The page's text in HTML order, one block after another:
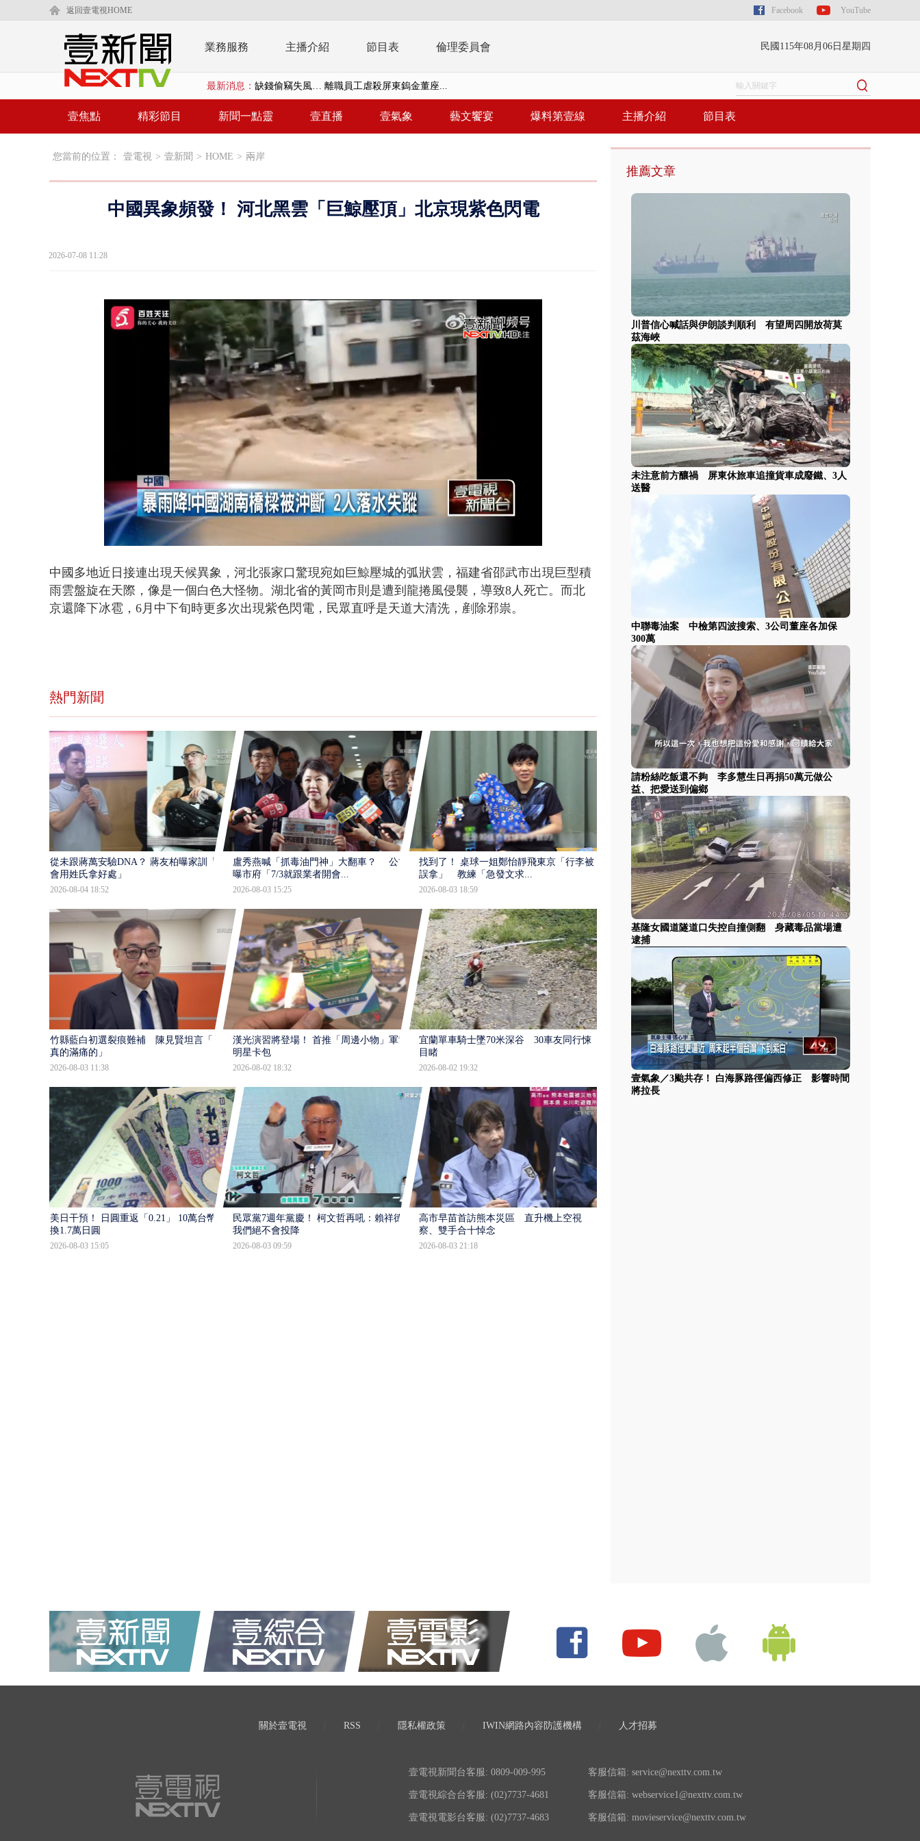
返回壹電視HOME Facebook YouTube
業務服務 主播介紹 節目表 倫理委員會 民國115年08月06日星期四
最新消息： 缺錢偷竊失風… 離職員工虐殺屏東鎢金董座...
漢光42號演習今登場 10天9夜無劇本、全旅...
桃園上演絕命終結站！ 騎到一半「天降電線...
演哪齣？ 情侶吵架「女開門跳車」 違法道交...
壹焦點 精彩節目 新聞一點靈 壹直播 壹氣象 藝文饗宴 爆料第壹線 主播介紹 節目表
您當前的位置： 壹電視 > 壹新聞 > HOME > 兩岸
中國異象頻發！ 河北黑雲「巨鯨壓頂」北京現紫色閃電
2026-07-08 11:28
Unmute
43.68%
中國多地近日接連出現天候異象，河北張家口驚現宛如巨鯨壓城的弧狀雲，福建省邵武市出現巨型積
雨雲盤旋在天際，像是一個白色大怪物。湖北省的黃岡市則是遭到龍捲風侵襲，導致8人死亡。而北
京還降下冰雹，6月中下旬時更多次出現紫色閃電，民眾直呼是天道大清洗，剷除邪祟。
熱門新聞
從未跟蔣萬安驗DNA？ 蔣友柏曝家訓「不
會用姓氏拿好處」
2026-08-04 18:52
盧秀燕喊「抓毒油門神」大翻車？ 公文
曝市府「7/3就跟業者開會...
2026-08-03 15:25
找到了！ 桌球一姐鄭怡靜飛東京「行李被
誤拿」 教練「急發文求...
2026-08-03 18:59
竹縣藍白初選裂痕難補 陳見賢坦言「心
真的滿痛的」
2026-08-03 11:38
漢光演習將登場！ 首推「周邊小物」軍武
明星卡包
2026-08-02 18:32
宜蘭單車騎士墜70米深谷 30車友同行悚
目睹
2026-08-02 19:32
美日干預！ 日圓重返「0.21」 10萬台幣少
換1.7萬日圓
2026-08-03 15:05
民眾黨7週年黨慶！ 柯文哲再吼：賴祥德
我們絕不會投降
2026-08-03 09:59
高市早苗首訪熊本災區 直升機上空視
察、雙手合十悼念
2026-08-03 21:18
推薦文章
川普信心喊話與伊朗談判順利 有望周四開放荷莫
茲海峽
未注意前方釀禍 屏東休旅車追撞貨車成廢鐵、3人
送醫
中聯毒油案 中檢第四波搜索、3公司董座各加保
300萬
請粉絲吃飯還不夠 李多慧生日再捐50萬元做公
益、把愛送到偏鄉
基隆女國道隧道口失控自撞側翻 身藏毒品當場遭
逮捕
壹氣象／3颱共存！ 白海豚路徑偏西修正 影響時間
將拉長
關於壹電視 RSS 隱私權政策 IWIN網路內容防護機構 人才招募
壹電視新聞台客服: 0809-009-995 客服信箱: service@nexttv.com.tw
壹電視綜合台客服: (02)7737-4681 客服信箱: webservice1@nexttv.com.tw
壹電視電影台客服: (02)7737-4683 客服信箱: movieservice@nexttv.com.tw